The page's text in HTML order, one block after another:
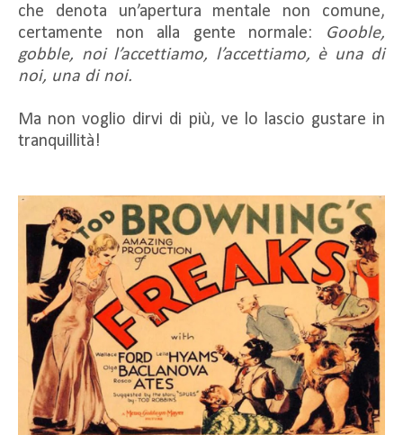
che denota un’apertura mentale non comune,
certamente non alla gente normale: Gooble,
gobble, noi l’accettiamo, l’accettiamo, è una di
noi, una di noi.
Ma non voglio dirvi di più, ve lo lascio gustare in
tranquillità!